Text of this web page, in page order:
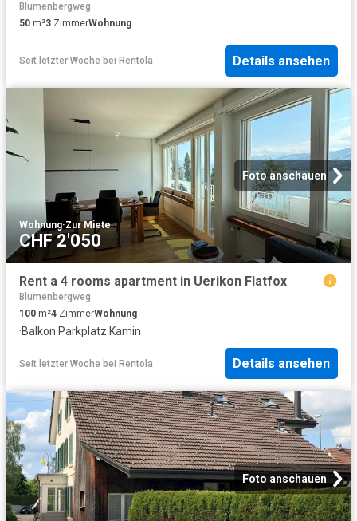
Blumenbergweg
50 m²3 ZimmerWohnung
Seit letzter Woche bei Rentola Details ansehen
Foto anschauen
Wohnung·Zur Miete
CHF 2'050
Rent a 4 rooms apartment in Uerikon Flatfox
Blumenbergweg
100 m²4 ZimmerWohnung
·Balkon·Parkplatz·Kamin
Seit letzter Woche bei Rentola Details ansehen
Foto anschauen